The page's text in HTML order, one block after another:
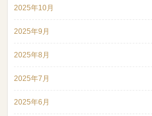
2025年10月
2025年9月
2025年8月
2025年7月
2025年6月